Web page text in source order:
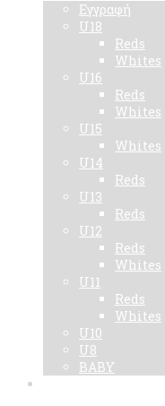
Εγγραφή
U18
Reds
Whites
U16
Reds
Whites
U15
Whites
U14
Reds
U13
Reds
U12
Reds
Whites
U11
Reds
Whites
U10
U8
BABY